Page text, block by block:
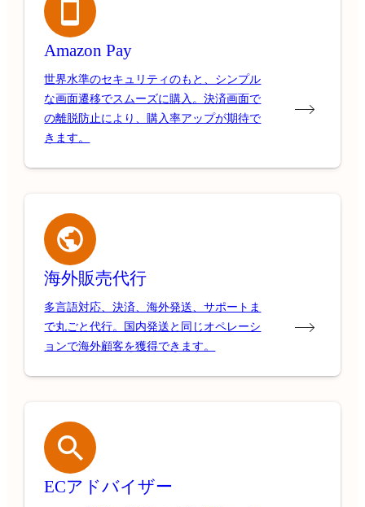
Amazon Pay
世界水準のセキュリティのもと、シンプル
な画面遷移でスムーズに購入。決済画面で
の離脱防止により、購入率アップが期待で
きます。
海外販売代行
多言語対応、決済、海外発送、サポートま
で丸ごと代行。国内発送と同じオペレーシ
ョンで海外顧客を獲得できます。
ECアドバイザー